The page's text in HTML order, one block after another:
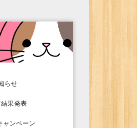
らせ
果発表
ャンペーン